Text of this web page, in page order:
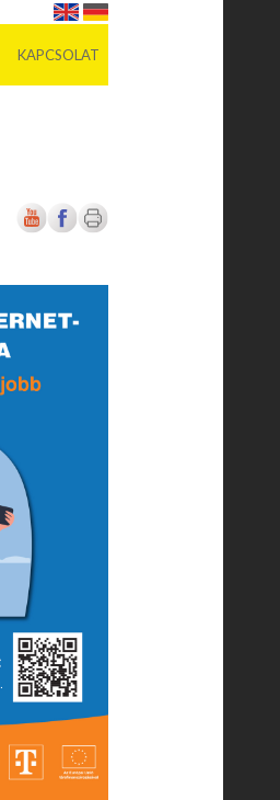
KAPCSOLAT